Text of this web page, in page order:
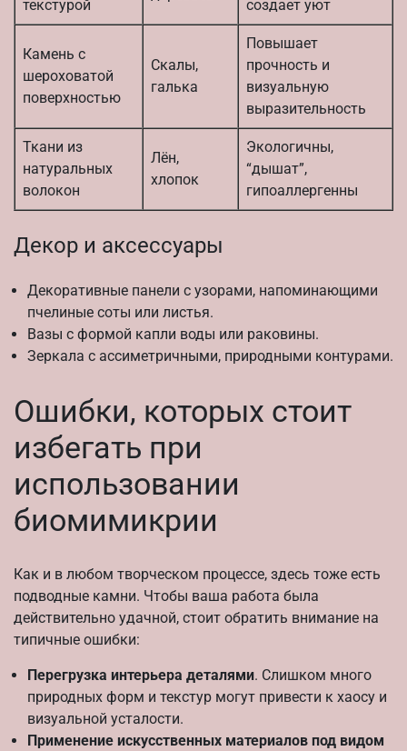
текстурой
создает уют
Камень с
шероховатой
поверхностью
Скалы,
галька
Повышает
прочность и
визуальную
выразительность
Ткани из
натуральных
волокон
Лён,
хлопок
Экологичны,
“дышат”,
гипоаллергенны
Декор и аксессуары
Декоративные панели с узорами, напоминающими
пчелиные соты или листья.
Вазы с формой капли воды или раковины.
Зеркала с ассиметричными, природными контурами.
Ошибки, которых стоит
избегать при
использовании
биомимикрии
Как и в любом творческом процессе, здесь тоже есть
подводные камни. Чтобы ваша работа была
действительно удачной, стоит обратить внимание на
типичные ошибки:
Перегрузка интерьера деталями. Слишком много
природных форм и текстур могут привести к хаосу и
визуальной усталости.
Применение искусственных материалов под видом